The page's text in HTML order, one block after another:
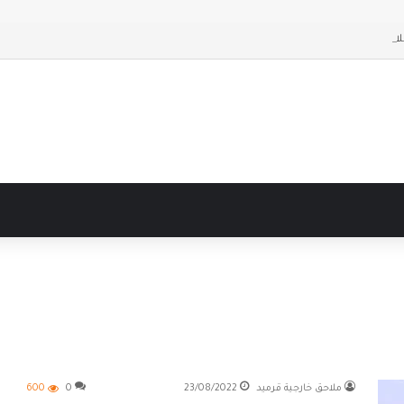
حديثة
ملاحق خارجية قرميد 23/08/2022
0
600